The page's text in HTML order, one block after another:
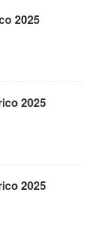
2025
2025
2025